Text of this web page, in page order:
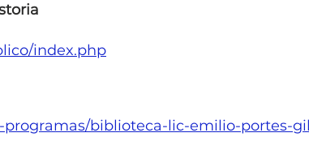
index.php
biblioteca-lic-emilio-portes-gil